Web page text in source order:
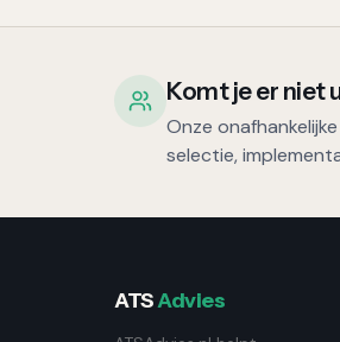
Komt je er niet
Onze
selectie,
ATSAdvies